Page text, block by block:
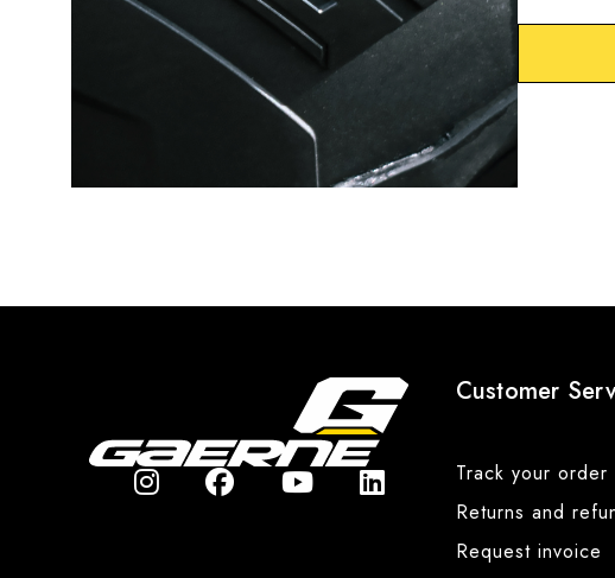
Customer
Track your order
Returns and
Request invoice